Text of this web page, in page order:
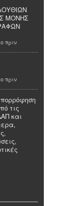
ΜΟΝΗΣ
πριν
πριν
τις
και